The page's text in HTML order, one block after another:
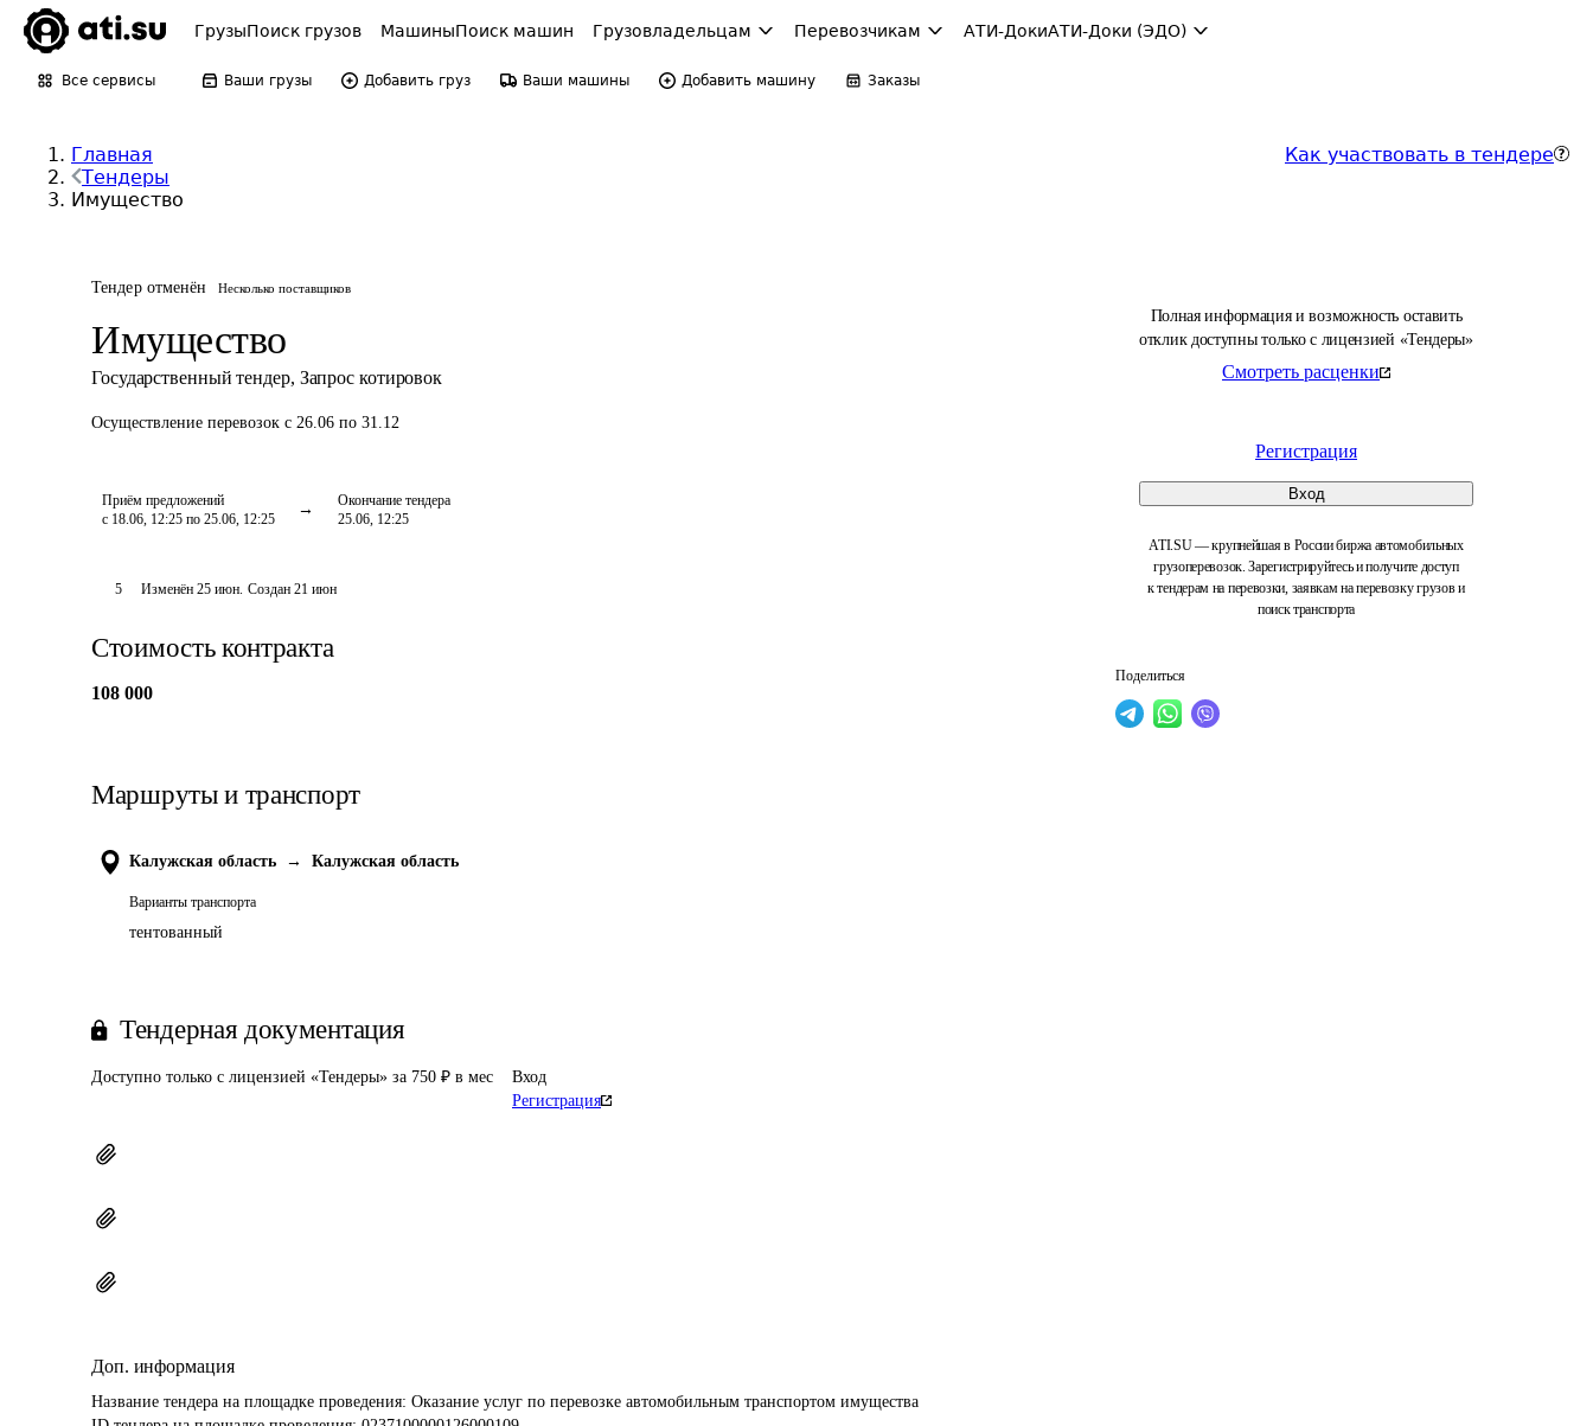
ГрузыПоиск грузов МашиныПоиск машин Грузовладельцам Перевозчикам АТИ-ДокиАТИ-Доки (ЭДО)
Все сервисы Ваши грузы Добавить груз Ваши машины Добавить машину Заказы
Главная
Тендеры
Имущество
Как участвовать в тендере
Тендер отменён Несколько поставщиков
Имущество
Государственный тендер, Запрос котировок
Осуществление перевозок с 26.06 по 31.12
Приём предложений
с 18.06, 12:25 по 25.06, 12:25
Окончание тендера
25.06, 12:25
Полная информация и возможность оставить
отклик доступны только с лицензией «Тендеры»
Смотреть расценки
Регистрация
Вход
ATI.SU — крупнейшая в России биржа автомобильных
грузоперевозок. Зарегистрируйтесь и получите доступ
к тендерам на перевозки, заявкам на перевозку грузов и
поиск транспорта
Поделиться
5 Изменён 25 июн. Создан 21 июн
Стоимость контракта
108 000
Маршруты и транспорт
Калужская область → Калужская область
Варианты транспорта
тентованный
Тендерная документация
Доступно только с лицензией «Тендеры» за 750 ₽ в мес
Вход
Регистрация
Доп. информация
Название тендера на площадке проведения: Оказание услуг по перевозке автомобильным транспортом имущества